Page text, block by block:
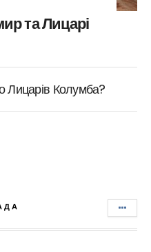
та Лицарі
Лицарів Колумба?